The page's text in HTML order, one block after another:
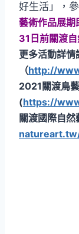
好生活」，
藝術作品展
31日前關渡
更多活動詳情
（http://
2021關渡鳥
(https://
關渡國際自然